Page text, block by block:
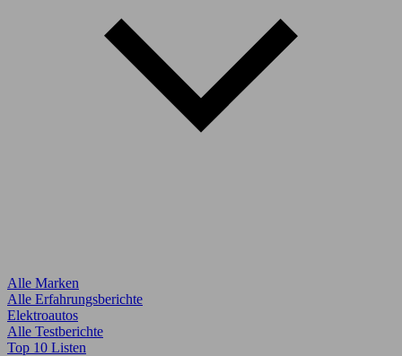
Alle Marken
Alle Erfahrungsberichte
Elektroautos
Alle Testberichte
Top 10 Listen